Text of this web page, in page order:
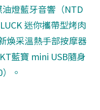
燈藍牙音響（NTD
迷你攜帶型烤肉
煥采溫熱手部按摩器
藍寶 mini USB隨身
。